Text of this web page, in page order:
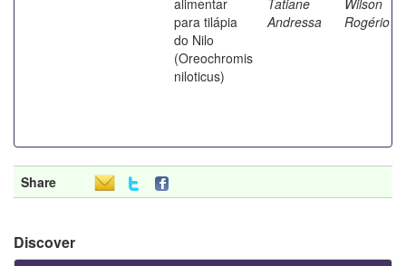
para tilápia
do Nilo
(Oreochromis
niloticus)
Andressa
Rogério
Share
Discover